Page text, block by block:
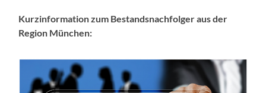
Kurzinformation zum Bestandsnachfolger aus der
Region München: